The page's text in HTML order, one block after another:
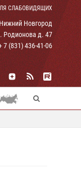
СЛАБОВИДЯЩИХ
Новгород
Родионова д. 47
7 (831) 436-41-06